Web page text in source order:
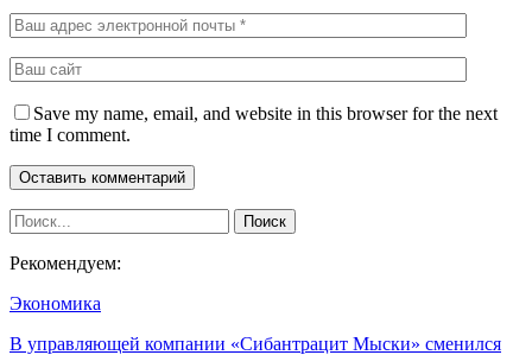
Save my name, email, and website in this browser for the next
time I comment.
Рекомендуем:
Экономика
В управляющей компании «Сибантрацит Мыски» сменился